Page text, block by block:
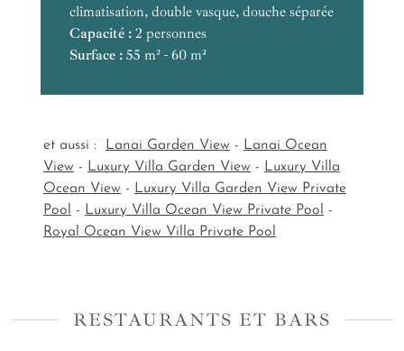
climatisation, double vasque, douche séparée
Capacité :2 personnes
Surface :55 m² - 60 m²
Capacité :
luxuriante
Équipements :
Capacité :
Surface :
Capacité :
Capacité :
Équipements :
Capacité :
Surface :
Capacité :
Surface :
et aussi : Lanai Garden View - Lanai Ocean
View - Luxury Villa Garden View - Luxury Villa
Ocean View - Luxury Villa Garden View Private
Pool
- Luxury Villa Ocean View Private Pool
-
Royal Ocean View Villa Private Pool
RESTAURANTS ET BARS